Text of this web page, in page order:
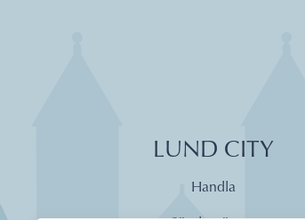
LUND CITY
Handla